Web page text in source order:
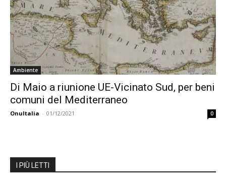
Ambiente
Di Maio a riunione UE-Vicinato Sud, per beni
comuni del Mediterraneo
OnuItalia - 01/12/2021 0
I PIÙ LETTI